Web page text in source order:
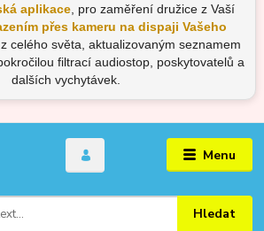
aplikace , pro zaměření družice z Vaší
přes kameru na dispaji Vašeho
z celého světa, aktualizovaným seznamem
filtrací audiostop, poskytovatelů a
dalších vychytávek.
Menu
Hledat